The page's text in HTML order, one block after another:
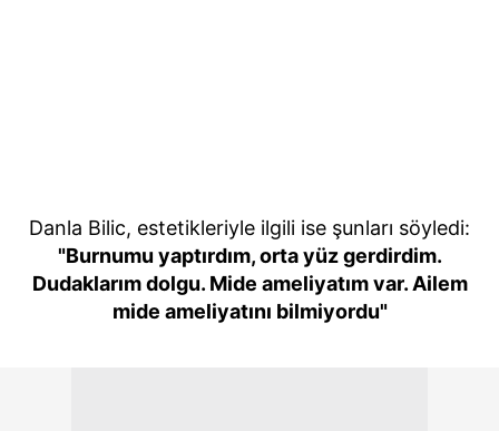
Danla Bilic, estetikleriyle ilgili ise şunları söyledi:
"Burnumu yaptırdım, orta yüz gerdirdim.
Dudaklarım dolgu. Mide ameliyatım var. Ailem
mide ameliyatını bilmiyordu"